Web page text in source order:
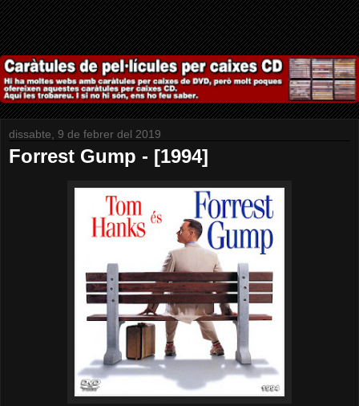
dissabte, 9 de febrer del 2019
Forrest Gump - [1994]